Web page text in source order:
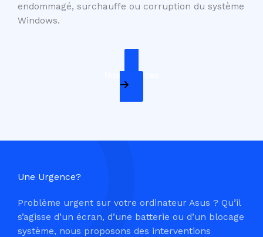
endommagé, surchauffe ou corruption du système
Windows.
Nos Services
Une Urgence?
Problème urgent sur votre ordinateur Asus ? Qu’il
s’agisse d’un écran, d’une batterie ou d’un blocage
système, nous proposons des interventions